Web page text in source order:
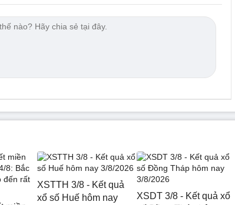
XSTTH 3/8 - Kết quả
xổ số Huế hôm nay
XSDT 3/8 - Kết quả xổ